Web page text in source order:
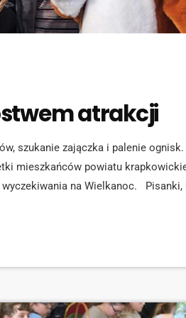
atrakcji
szukanie zajączka i palenie ognisk.
mieszkańców powiatu
na Wielkanoc. Pisanki,
wielkanocne, wszystko to można